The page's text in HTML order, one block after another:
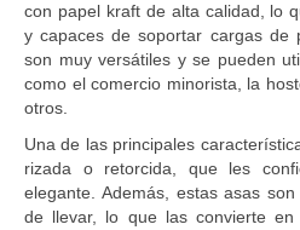
con papel kraft de alta calidad, lo
y capaces de soportar cargas de
son muy versátiles y se pueden
como el comercio minorista, la
otros.
Una de las principales
rizada o retorcida, que les
elegante. Además, estas asas
de llevar, lo que las convierte